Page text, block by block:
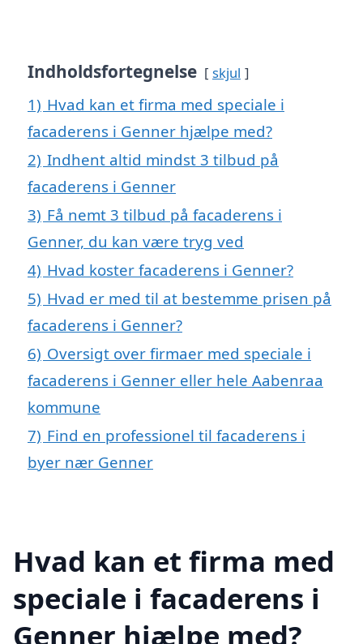
Indholdsfortegnelse skjul
1) Hvad kan et firma med speciale i
facaderens i Genner hjælpe med?
2) Indhent altid mindst 3 tilbud på
facaderens i Genner
3) Få nemt 3 tilbud på facaderens i
Genner, du kan være tryg ved
4) Hvad koster facaderens i Genner?
5) Hvad er med til at bestemme prisen på
facaderens i Genner?
6) Oversigt over firmaer med speciale i
facaderens i Genner eller hele Aabenraa
kommune
7) Find en professionel til facaderens i
byer nær Genner
Hvad kan et firma med
speciale i facaderens i
Genner hjælpe med?